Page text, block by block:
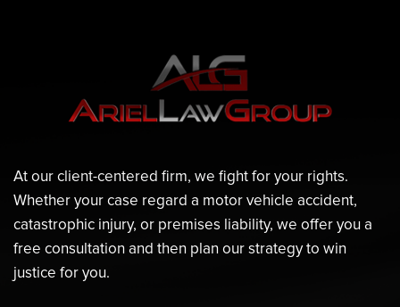
At our client-centered firm, we fight for your rights.
Whether your case regard a motor vehicle accident,
catastrophic injury, or premises liability, we offer you a
free consultation and then plan our strategy to win
justice for you.